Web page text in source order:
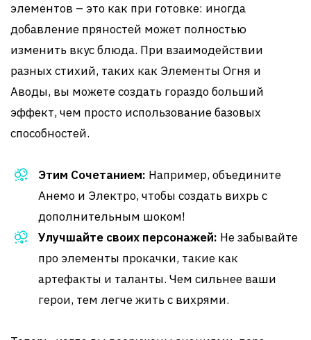
элементов – это как при готовке: иногда
добавление пряностей может полностью
изменить вкус блюда. При взаимодействии
разных стихий, таких как Элементы Огня и
Аводы, вы можете создать гораздо больший
эффект, чем просто использование базовых
способностей.
Этим Сочетанием: Например, объедините
Анемо и Электро, чтобы создать вихрь с
дополнительным шоком!
Улучшайте своих персонажей: Не забывайте
про элементы прокачки, такие как
артефакты и таланты. Чем сильнее ваши
герои, тем легче жить с вихрями.